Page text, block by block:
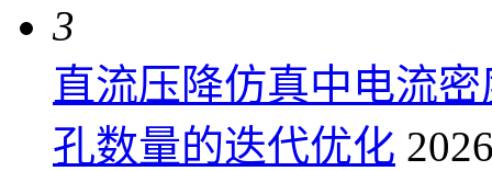
3
直流压降仿真中电流
孔数量的迭代优化